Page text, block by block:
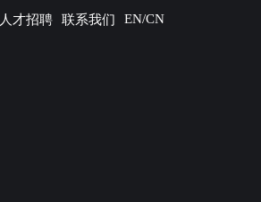
人才招聘 联系我们 EN/CN